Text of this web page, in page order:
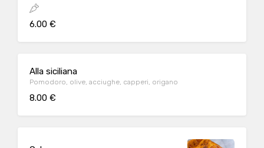
6.00 €
Alla siciliana
Pomodoro, olive, acciughe, capperi, origano
8.00 €